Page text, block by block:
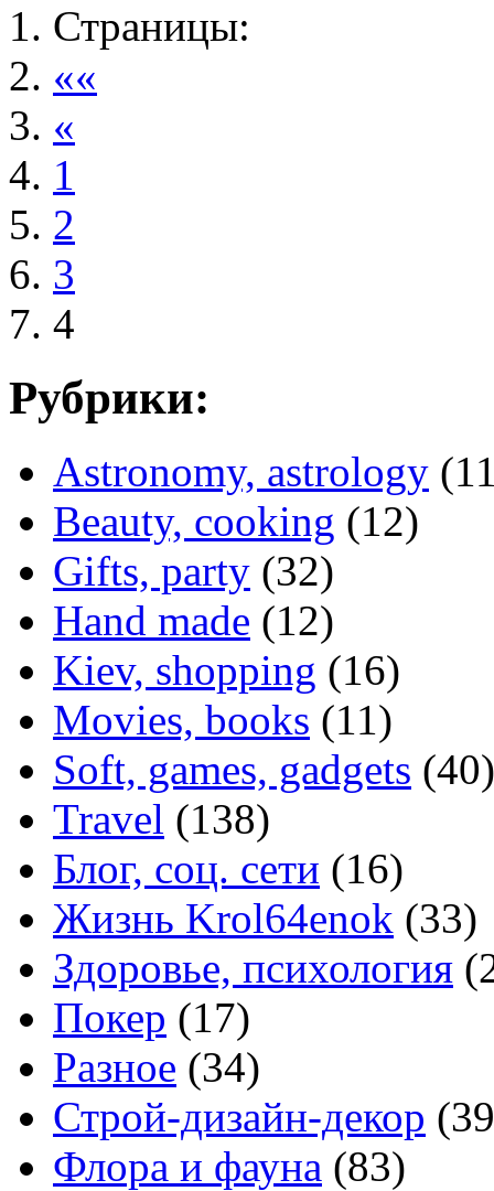
Страницы:
««
«
1
2
3
4
Рубрики:
Astronomy, astrology
Beauty, cooking (12)
Gifts, party (32)
Hand made (12)
Kiev, shopping (16)
Movies, books (11)
Soft, games, gadgets (40)
Travel (138)
Блог, соц. сети (16)
Жизнь Krol64enok (33)
Здоровье, психология
Покер (17)
Разное (34)
Строй-дизайн-декор
Флора и фауна (83)